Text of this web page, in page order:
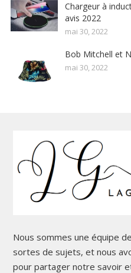
Chargeur à
avis 2022
mai 30, 2022
Bob Mitchell et
mai 30, 2022
Nous sommes une équipe
sortes de sujets, et nous
pour partager notre savoir